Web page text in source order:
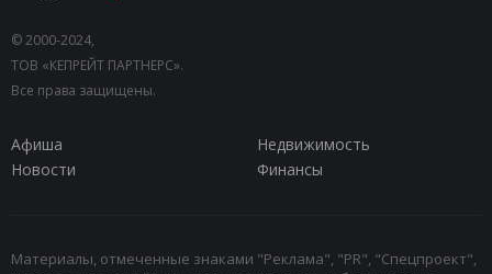
© 2000-2024,
ТОВ «КЕПРЕЙТ ПАРТНЕРС».
Все права защищены.
Афиша
Недвижимость
Новости
Финансы
Материалы, отмеченные знаками "Реклама", "PR", "Спецпроект",